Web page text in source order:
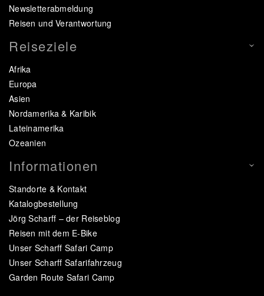
Newsletterabmeldung
Reisen und Verantwortung
Reiseziele
Afrika
Europa
Asien
Nordamerika & Karibik
Lateinamerika
Ozeanien
Informationen
Standorte & Kontakt
Katalogbestellung
Jörg Scharff – der Reiseblog
Reisen mit dem E-Bike
Unser Scharff Safari Camp
Unser Scharff Safarifahrzeug
Garden Route Safari Camp